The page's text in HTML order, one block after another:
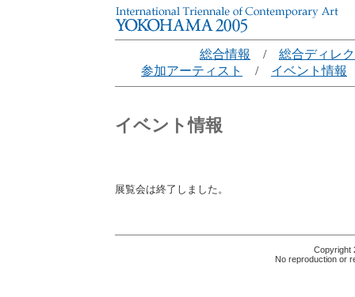
総合情報 / 総合ディレ
参加アーティスト
/ イベント情報
イベント情報
展覧会は終了しました。
Copyright
No reproduction or